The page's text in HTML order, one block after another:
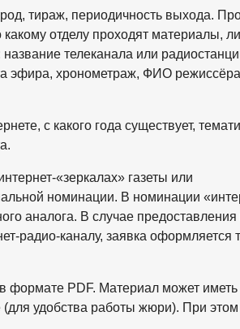
тираж, периодичность выхода.
отделу проходят материалы,
телеканала или
эфира, хронометраж, ФИО
с какого года существует,
«зеркалах» газеты или
номинации. В номинации
аналога. В случае предоставления
радио-каналу, заявка оформляется
формате PDF. Материал может иметь
удобства работы жюри). При этом